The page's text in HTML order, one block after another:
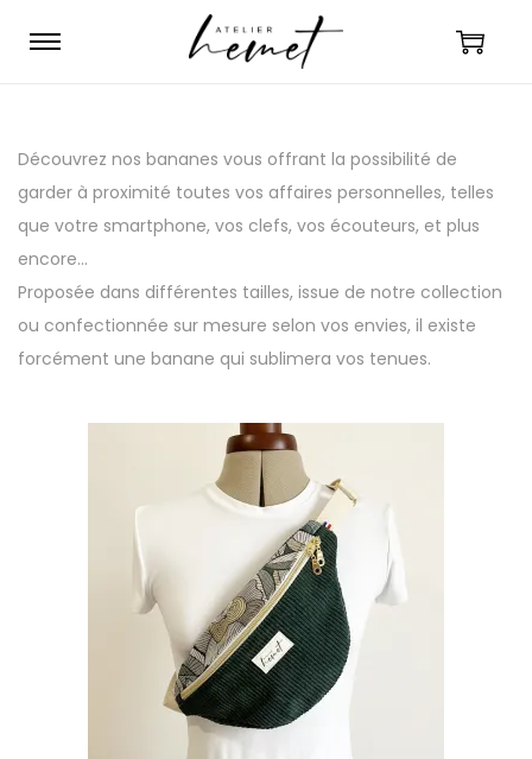
S
p
t
o
a
v
i
a
t
i
n
S
p
t
o
o
n
t
n
t
Découvrez nos bananes vous offrant la possibilité de
garder à proximité toutes vos affaires personnelles, telles
que votre smartphone, vos clefs, vos écouteurs, et plus
encore…
Proposée dans différentes tailles, issue de notre collection
ou confectionnée sur mesure selon vos envies, il existe
forcément une banane qui sublimera vos tenues.